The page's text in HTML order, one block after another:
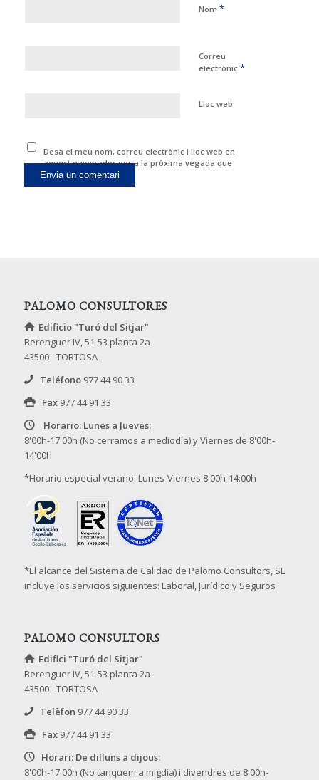
Nom *
Correu
electrònic *
Lloc web
Desa el meu nom, correu electrònic i lloc web en
aquest navegador per a la pròxima vegada que
comenti.
PALOMO CONSULTORES
Edificio "Turó del Sitjar"
Berenguer IV, 51-53 planta 2a
43500 - TORTOSA
Teléfono 977 44 90 33
Fax 977 44 91 33
Horario: Lunes a Jueves:
8'00h-17'00h (No cerramos a mediodía) y Viernes de 8'00h-
14'00h
*Horario especial verano: Lunes-Viernes 8:00h-14:00h
*El alcance del Sistema de Calidad de Palomo Consultors, SL
incluye los servicios siguientes: Laboral, Jurídico y Seguros
PALOMO CONSULTORS
Edifici "Turó del Sitjar"
Berenguer IV, 51-53 planta 2a
43500 - TORTOSA
Telèfon 977 44 90 33
Fax 977 44 91 33
Horari: De dilluns a dijous:
8'00h-17'00h (No tanquem a migdia) i divendres de 8'00h-